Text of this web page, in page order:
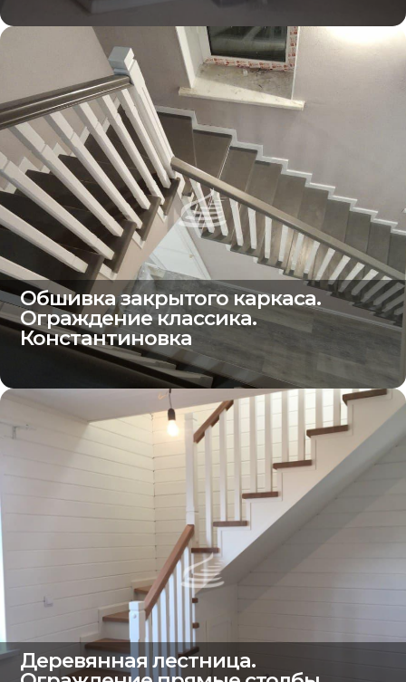
Обшивка закрытого каркаса.
Ограждение классика.
Константиновка
Деревянная лестница.